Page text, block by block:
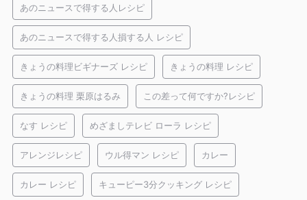
あのニュースで得する人レシピ
あのニュースで得する人損する人 レシピ
きょうの料理ビギナーズ レシピ きょうの料理 レシピ
きょうの料理 栗原はるみ この差って何ですか?レシピ
なす レシピ めざましテレビ ローラ レシピ
アレンジレシピ ウル得マン レシピ カレー
カレー レシピ キューピー3分クッキング レシピ